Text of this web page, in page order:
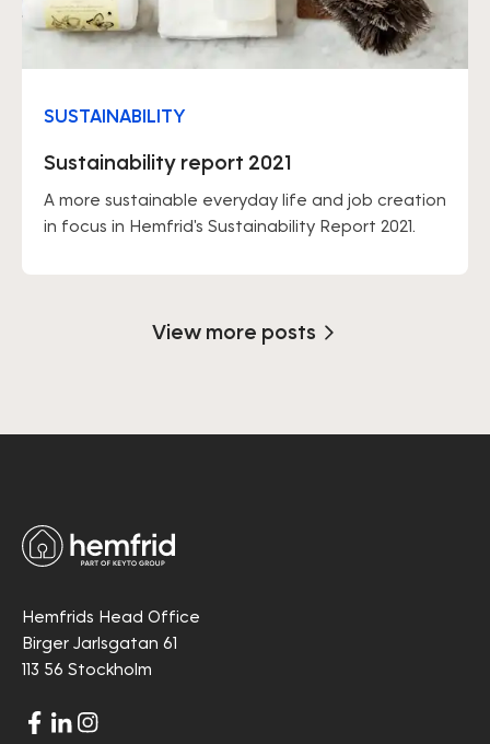
SUSTAINABILITY
Sustainability report 2021
A more sustainable everyday life and job creation
in focus in Hemfrid's Sustainability Report 2021.
View more posts
Hemfrids Head Office
Birger Jarlsgatan 61
113 56 Stockholm